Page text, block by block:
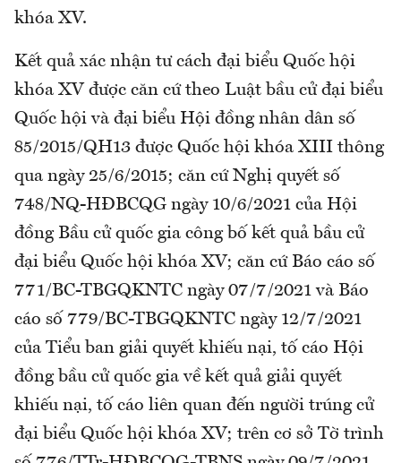
khóa XV.
Kết quả xác nhận tư cách đại biểu Quốc hội
khóa XV được căn cứ theo Luật bầu cử đại biểu
Quốc hội và đại biểu Hội đồng nhân dân số
85/2015/QH13 được Quốc hội khóa XIII thông
qua ngày 25/6/2015; căn cứ Nghị quyết số
748/NQ-HĐBCQG ngày 10/6/2021 của Hội
đồng Bầu cử quốc gia công bố kết quả bầu cử
đại biểu Quốc hội khóa XV; căn cứ Báo cáo số
771/BC-TBGQKNTC ngày 07/7/2021 và Báo
cáo số 779/BC-TBGQKNTC ngày 12/7/2021
của Tiểu ban giải quyết khiếu nại, tố cáo Hội
đồng bầu cử quốc gia về kết quả giải quyết
khiếu nại, tố cáo liên quan đến người trúng cử
đại biểu Quốc hội khóa XV; trên cơ sở Tờ trình